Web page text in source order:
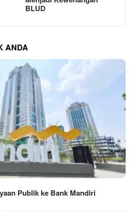
BLUD
ANDA
Publik ke Bank Mandiri